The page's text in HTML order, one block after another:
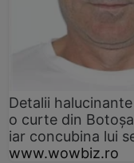
Detalii
o curte din
iar concubina lui
www.wowbiz.ro